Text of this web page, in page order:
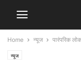
Home न्यूज पारंपरिक
न्यूज